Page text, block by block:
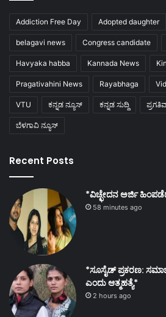
Addiction Free Day Adopted daughter
belagavi news Congress candidate
Havyaka habba Kannada News
Pragativahini News Rayabhaga
VTU ಕನ್ನಡ ನ್ಯೂಸ್ ಕನ್ನಡ ಸುದ್ದಿ
ಬೆಳಗಾವಿ ನ್ಯೂಸ್
Recent Posts
*ವಿಚ್ಛೇದನ ಅರ್ಜಿ
58 minutes ago
*ಸೂಸೈಡ್ ಪ್ರಕರಣ:
ಎಂದು ಆತ್ಮಹತ್ಯೆ*
2 hours ago